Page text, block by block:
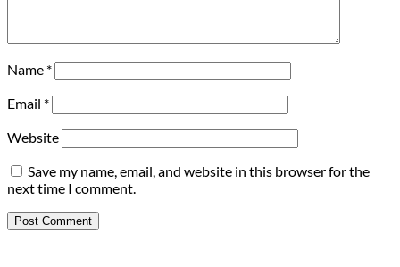
Name *
Email *
Website
Save my name, email, and website in this browser for the
next time I comment.